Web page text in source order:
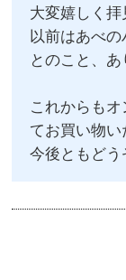
大変嬉しく拝
以前はあべ
とのこと、あ
これからも
てお買い物い
今後ともどう